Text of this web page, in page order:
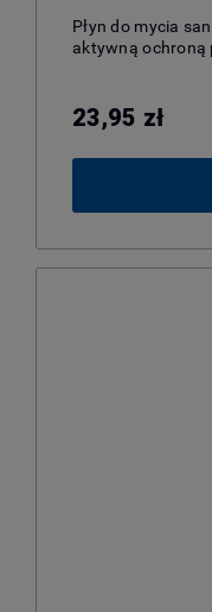
Płyn do mycia
aktywną ochroną
23,95 zł